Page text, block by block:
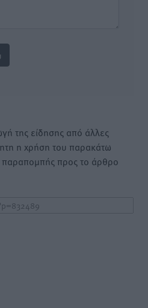
της είδησης από άλλες
η χρήση του παρακάτω
προς το άρθρο